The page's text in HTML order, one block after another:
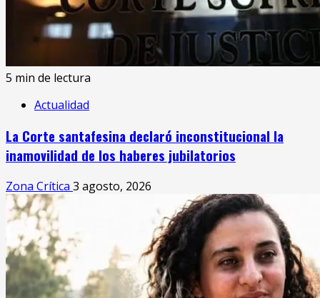
5 min de lectura
Actualidad
La Corte santafesina declaró inconstitucional la
inamovilidad de los haberes jubilatorios
Zona Crítica 3 agosto, 2026